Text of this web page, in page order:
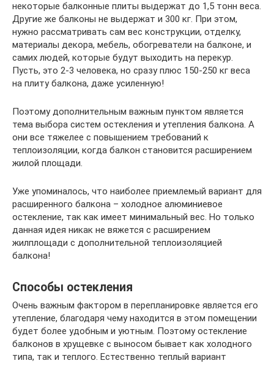
некоторые балконные плиты выдержат до 1,5 тонн веса.
Другие же балконы не выдержат и 300 кг. При этом,
нужно рассматривать сам вес конструкции, отделку,
материалы декора, мебель, обогреватели на балконе, и
самих людей, которые будут выходить на перекур.
Пусть, это 2-3 человека, но сразу плюс 150-250 кг веса
на плиту балкона, даже усиленную!
Поэтому дополнительным важным пунктом является
тема выбора систем остекления и утепления балкона. А
они все тяжелее с повышением требований к
теплоизоляции, когда балкон становится расширением
жилой площади.
Уже упоминалось, что наиболее приемлемый вариант для
расширенного балкона – холодное алюминиевое
остекление, так как имеет минимальный вес. Но только
данная идея никак не вяжется с расширением
жилплощади с дополнительной теплоизоляцией
балкона!
Способы остекления
Очень важным фактором в перепланировке является его
утепление, благодаря чему находится в этом помещении
будет более удобным и уютным. Поэтому остекление
балконов в хрущевке с выносом бывает как холодного
типа, так и теплого. Естественно теплый вариант